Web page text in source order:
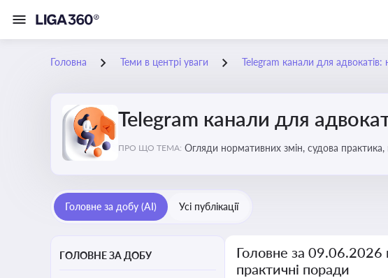
Головна Теми в центрі уваги Telegram канали для
Telegram канали для
ПРО ЩО ТЕМА: Огляди нормативних змін, судова
Головне за добу (AI) Усі публікації
ГОЛОВНЕ ЗА ДОБУ
Головне за 09.06.2026
практичні поради